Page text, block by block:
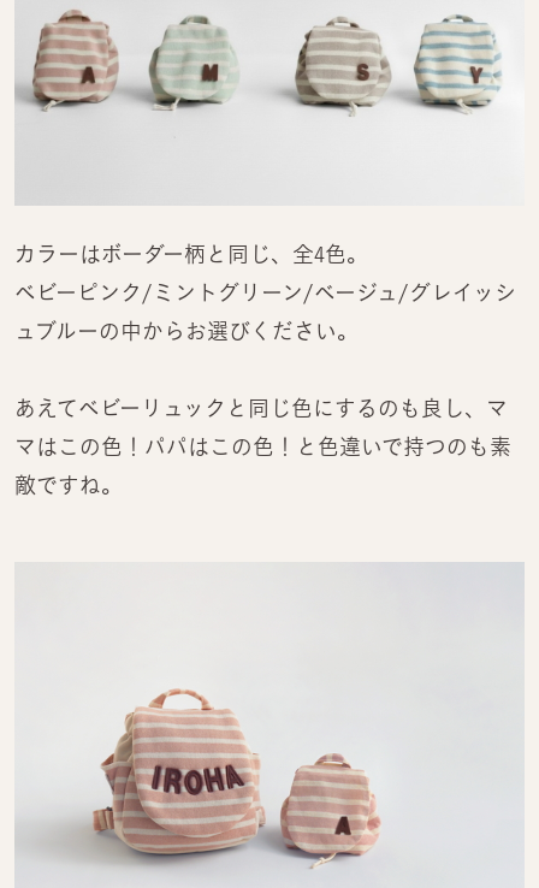
カラーはボーダー柄と同じ、全4色。
ベビーピンク/ミントグリーン/ベージュ/グレイッシ
ュブルーの中からお選びください。
あえてベビーリュックと同じ色にするのも良し、マ
マはこの色！パパはこの色！と色違いで持つのも素
敵ですね。